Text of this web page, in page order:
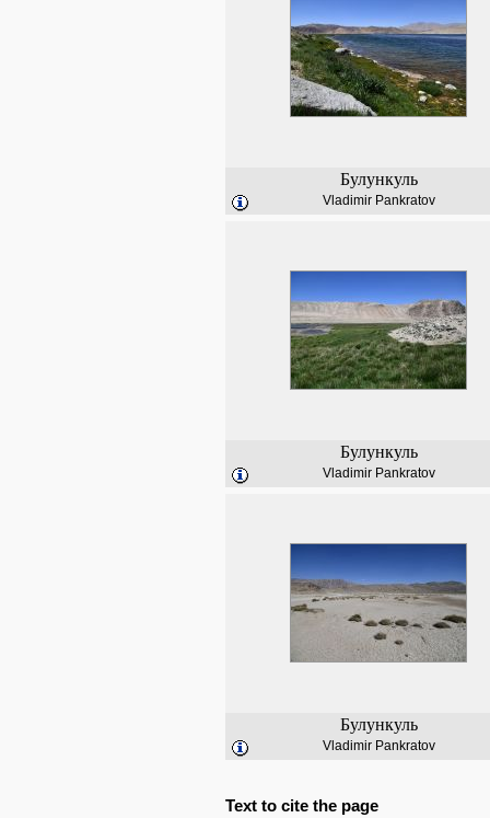
Булункуль
Vladimir Pankratov
Булункуль
Vladimir Pankratov
Булункуль
Vladimir Pankratov
Text to cite the page